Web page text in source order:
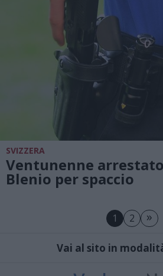
SVIZZERA
Ventunenne
Blenio per spaccio
1 2 »
Vai al sito in